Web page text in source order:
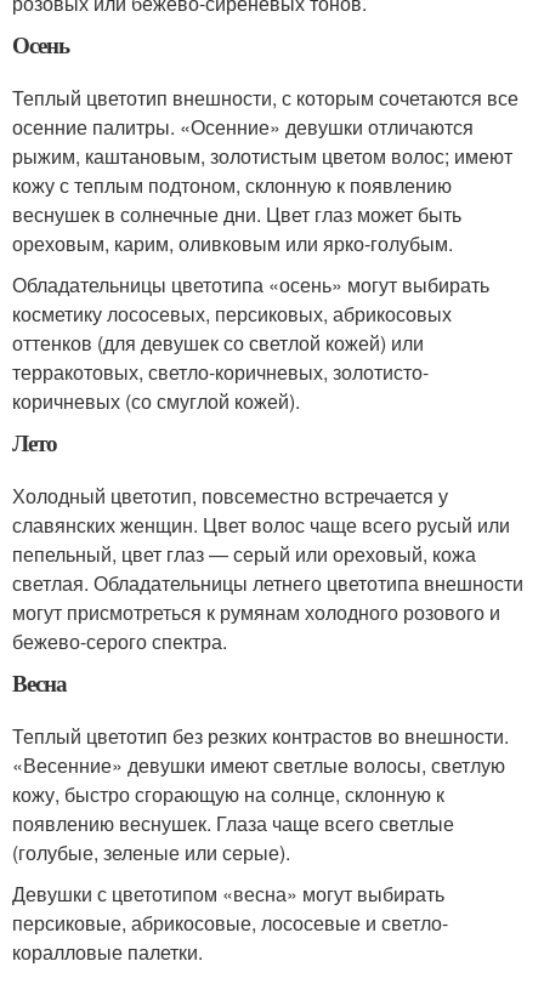
Осень
Теплый цветотип внешности, с которым сочетаются все
осенние палитры. «Осенние» девушки отличаются
рыжим, каштановым, золотистым цветом волос; имеют
кожу с теплым подтоном, склонную к появлению
веснушек в солнечные дни. Цвет глаз может быть
ореховым, карим, оливковым или ярко-голубым.
Обладательницы цветотипа «осень» могут выбирать
косметику лососевых, персиковых, абрикосовых
оттенков (для девушек со светлой кожей) или
терракотовых, светло-коричневых, золотисто-
коричневых (со смуглой кожей).
Лето
Холодный цветотип, повсеместно встречается у
славянских женщин. Цвет волос чаще всего русый или
пепельный, цвет глаз — серый или ореховый, кожа
светлая. Обладательницы летнего цветотипа внешности
могут присмотреться к румянам холодного розового и
бежево-серого спектра.
Весна
Теплый цветотип без резких контрастов во внешности.
«Весенние» девушки имеют светлые волосы, светлую
кожу, быстро сгорающую на солнце, склонную к
появлению веснушек. Глаза чаще всего светлые
(голубые, зеленые или серые).
Девушки с цветотипом «весна» могут выбирать
персиковые, абрикосовые, лососевые и светло-
коралловые палетки.